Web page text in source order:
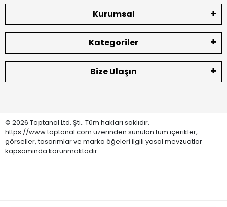
Kurumsal
Kategoriler
Bize Ulaşın
© 2026 Toptanal Ltd. Şti.. Tüm hakları saklıdır.
https://www.toptanal.com üzerinden sunulan tüm içerikler,
görseller, tasarımlar ve marka öğeleri ilgili yasal mevzuatlar
kapsamında korunmaktadır.